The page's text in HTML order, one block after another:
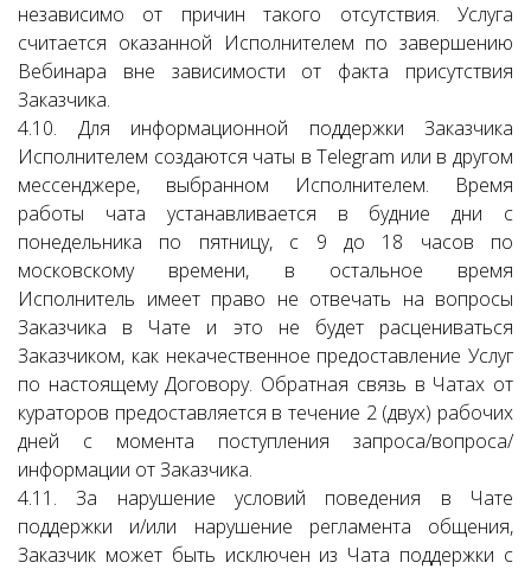
независимо от причин такого отсутствия. Услуга
считается оказанной Исполнителем по завершению
Вебинара вне зависимости от факта присутствия
Заказчика.
4.10. Для информационной поддержки Заказчика
Исполнителем создаются чаты в Telegram или в другом
мессенджере, выбранном Исполнителем. Время
работы чата устанавливается в будние дни с
понедельника по пятницу, с 9 до 18 часов по
московскому времени, в остальное время
Исполнитель имеет право не отвечать на вопросы
Заказчика в Чате и это не будет расцениваться
Заказчиком, как некачественное предоставление Услуг
по настоящему Договору. Обратная связь в Чатах от
кураторов предоставляется в течение 2 (двух) рабочих
дней с момента поступления запроса/вопроса/
информации от Заказчика.
4.11. За нарушение условий поведения в Чате
поддержки и/или нарушение регламента общения,
Заказчик может быть исключен из Чата поддержки с